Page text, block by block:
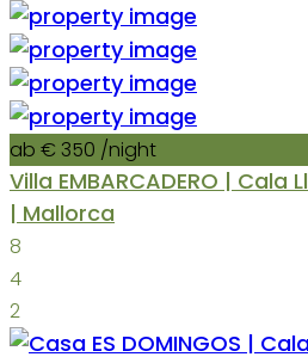
ab € 350 /night
Villa EMBARCADERO |
| Mallorca
8
4
2